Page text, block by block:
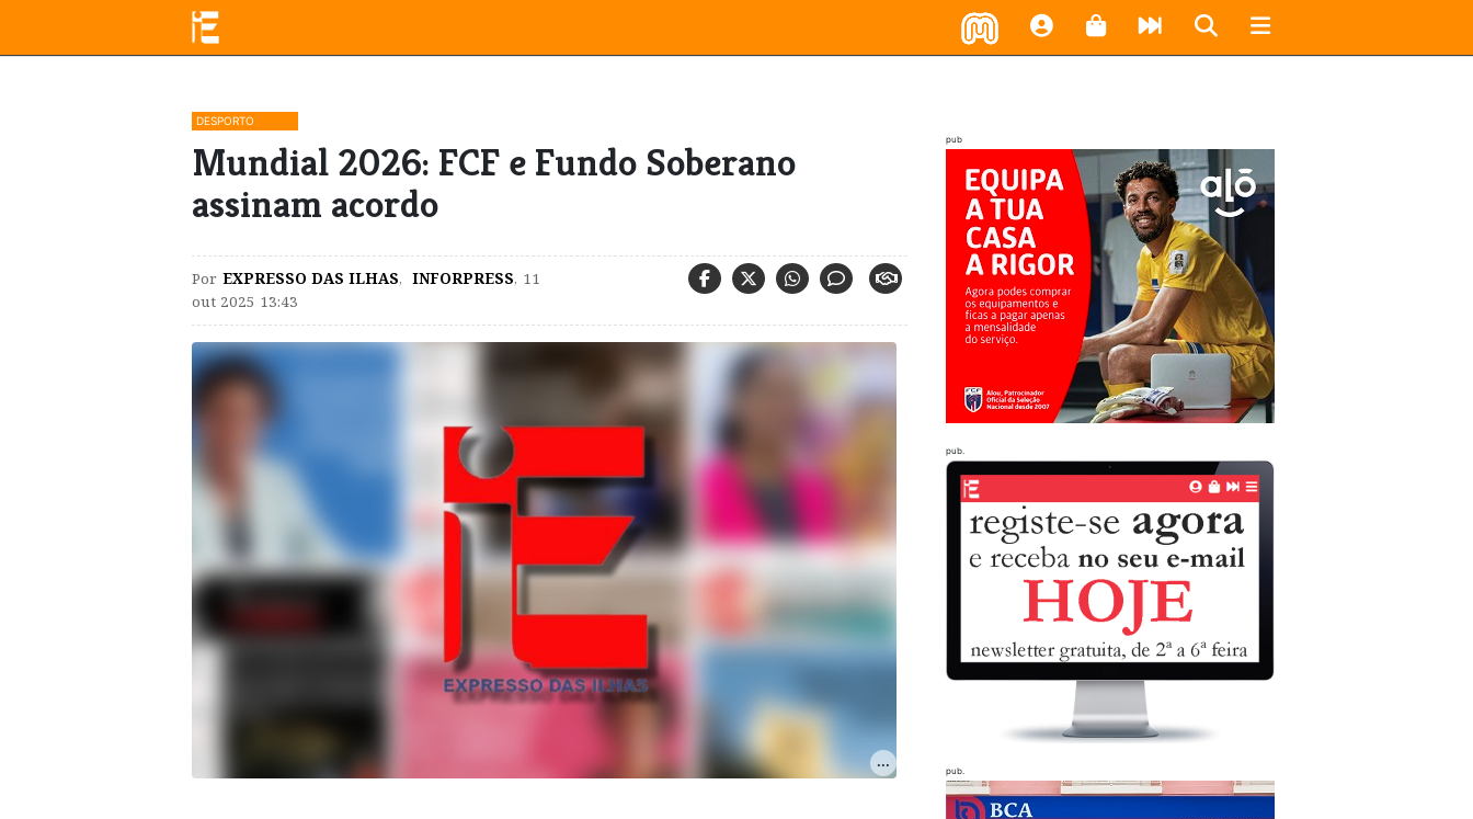
DESPORTO
Mundial 2026: FCF e Fundo Soberano
assinam acordo
Por EXPRESSO DAS ILHAS, INFORPRESS, 11
out 2025 13:43
pub
pub.
pub.